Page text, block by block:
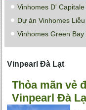
Vinhomes D'
Dự án Vinhomes
Vinhomes Green Bay
Vinpearl Đà Lạt
Thỏa mãn vẻ
Vinpearl Đà